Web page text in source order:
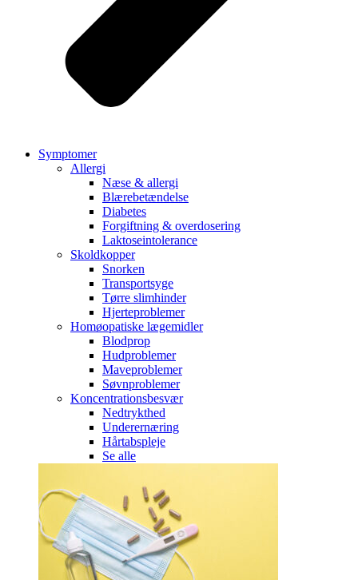
Symptomer
Allergi
Næse & allergi
Blærebetændelse
Diabetes
Forgiftning & overdosering
Laktoseintolerance
Skoldkopper
Snorken
Transportsyge
Tørre slimhinder
Hjerteproblemer
Homøopatiske lægemidler
Blodprop
Hudproblemer
Maveproblemer
Søvnproblemer
Koncentrationsbesvær
Nedtrykthed
Underernæring
Hårtabspleje
Se alle